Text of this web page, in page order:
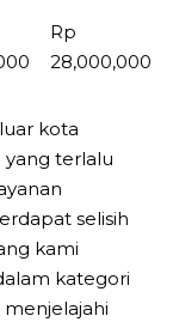
Rp
28,000,000
kota
terlalu
selisih
kami
kategori
menjelajahi